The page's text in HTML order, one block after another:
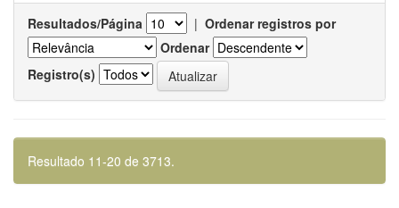
Resultados/Página | Ordenar registros por
Ordenar
Registro(s)
Resultado 11-20 de 3713.